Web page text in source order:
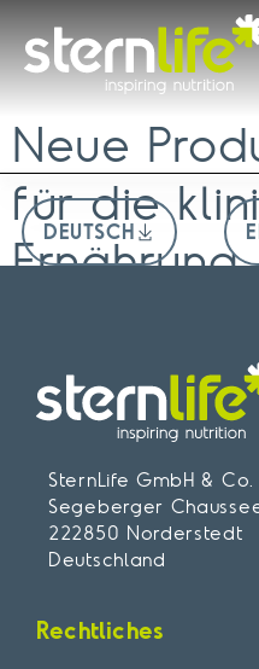
Neue
für die
Ernährung
01.09.2019
Ernährung
DEUTSCH
SternLife GmbH & Co.
Segeberger
222850 Norderstedt
Deutschland
Rechtliches